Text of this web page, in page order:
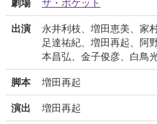
劇場 ザ・ポケット
出演
永井利枝、増田恵美、家
足達祐紀、増田再起、阿
本昌弘、金子俊彦、白鳥
脚本 増田再起
演出 増田再起